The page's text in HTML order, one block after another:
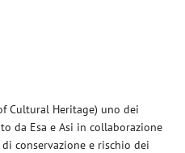
Cultural Heritage) uno dei
da Esa e Asi in collaborazione
conservazione e rischio dei